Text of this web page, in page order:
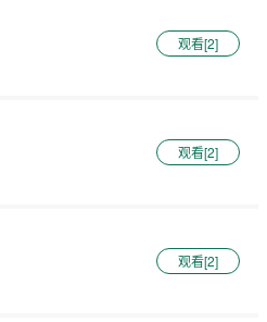
观看[2]
观看[2]
观看[2]